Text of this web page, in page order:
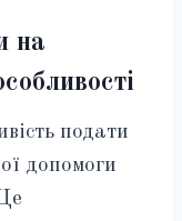
на
подати
допомоги